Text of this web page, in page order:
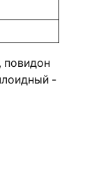
повидон
-